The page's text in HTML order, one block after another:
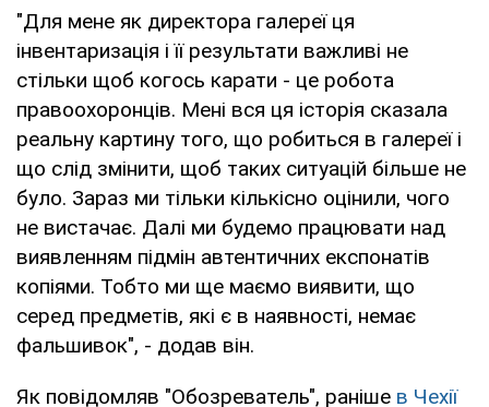
"Для мене як директора галереї ця
інвентаризація і її результати важливі не
стільки щоб когось карати - це робота
правоохоронців. Мені вся ця історія сказала
реальну картину того, що робиться в галереї і
що слід змінити, щоб таких ситуацій більше не
було. Зараз ми тільки кількісно оцінили, чого
не вистачає. Далі ми будемо працювати над
виявленням підмін автентичних експонатів
копіями. Тобто ми ще маємо виявити, що
серед предметів, які є в наявності, немає
фальшивок", - додав він.
Як повідомляв "Обозреватель", раніше в Чехії